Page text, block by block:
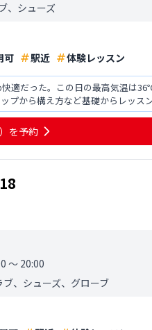
、シューズ
可 駅近 体験レッスン
適だった。この日の最高気温は
プから構え方など基礎からレッス
を予約
〜 20:00
ブ、シューズ、グローブ